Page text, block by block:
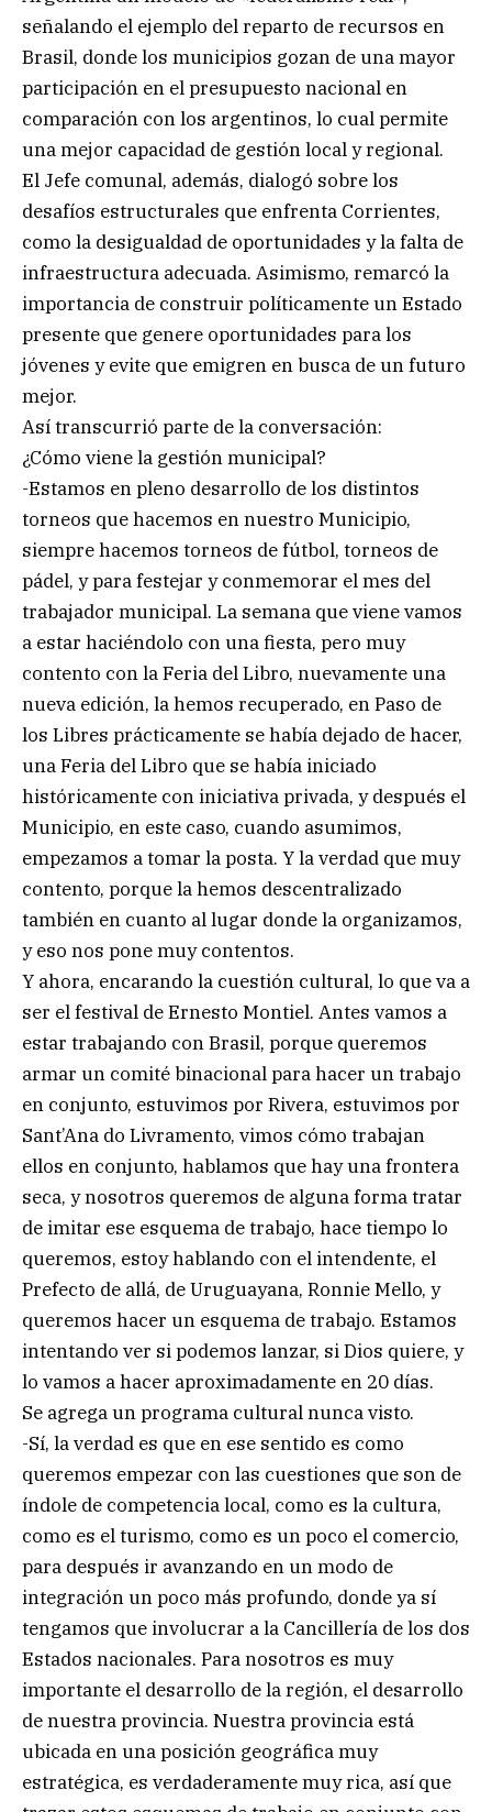
señalando el ejemplo del reparto de recursos en
Brasil, donde los municipios gozan de una mayor
participación en el presupuesto nacional en
comparación con los argentinos, lo cual permite
una mejor capacidad de gestión local y regional.
El Jefe comunal, además, dialogó sobre los
desafíos estructurales que enfrenta Corrientes,
como la desigualdad de oportunidades y la falta de
infraestructura adecuada. Asimismo, remarcó la
importancia de construir políticamente un Estado
presente que genere oportunidades para los
jóvenes y evite que emigren en busca de un futuro
mejor.
Así transcurrió parte de la conversación:
¿Cómo viene la gestión municipal?
-Estamos en pleno desarrollo de los distintos
torneos que hacemos en nuestro Municipio,
siempre hacemos torneos de fútbol, torneos de
pádel, y para festejar y conmemorar el mes del
trabajador municipal. La semana que viene vamos
a estar haciéndolo con una fiesta, pero muy
contento con la Feria del Libro, nuevamente una
nueva edición, la hemos recuperado, en Paso de
los Libres prácticamente se había dejado de hacer,
una Feria del Libro que se había iniciado
históricamente con iniciativa privada, y después el
Municipio, en este caso, cuando asumimos,
empezamos a tomar la posta. Y la verdad que muy
contento, porque la hemos descentralizado
también en cuanto al lugar donde la organizamos,
y eso nos pone muy contentos.
Y ahora, encarando la cuestión cultural, lo que va a
ser el festival de Ernesto Montiel. Antes vamos a
estar trabajando con Brasil, porque queremos
armar un comité binacional para hacer un trabajo
en conjunto, estuvimos por Rivera, estuvimos por
Sant’Ana do Livramento, vimos cómo trabajan
ellos en conjunto, hablamos que hay una frontera
seca, y nosotros queremos de alguna forma tratar
de imitar ese esquema de trabajo, hace tiempo lo
queremos, estoy hablando con el intendente, el
Prefecto de allá, de Uruguayana, Ronnie Mello, y
queremos hacer un esquema de trabajo. Estamos
intentando ver si podemos lanzar, si Dios quiere, y
lo vamos a hacer aproximadamente en 20 días.
Se agrega un programa cultural nunca visto.
-Sí, la verdad es que en ese sentido es como
queremos empezar con las cuestiones que son de
índole de competencia local, como es la cultura,
como es el turismo, como es un poco el comercio,
para después ir avanzando en un modo de
integración un poco más profundo, donde ya sí
tengamos que involucrar a la Cancillería de los dos
Estados nacionales. Para nosotros es muy
importante el desarrollo de la región, el desarrollo
de nuestra provincia. Nuestra provincia está
ubicada en una posición geográfica muy
estratégica, es verdaderamente muy rica, así que